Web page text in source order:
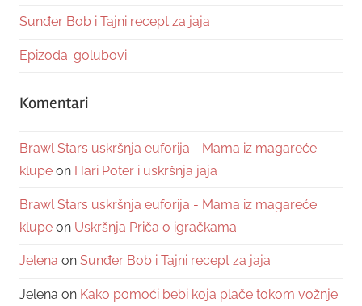
Sunđer Bob i Tajni recept za jaja
Epizoda: golubovi
Komentari
Brawl Stars uskršnja euforija - Mama iz magareće
klupe on Hari Poter i uskršnja jaja
Brawl Stars uskršnja euforija - Mama iz magareće
klupe on Uskršnja Priča o igračkama
Jelena on Sunđer Bob i Tajni recept za jaja
Jelena on Kako pomoći bebi koja plače tokom vožnje